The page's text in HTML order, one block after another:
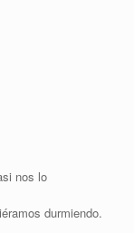
nos lo
durmiendo.